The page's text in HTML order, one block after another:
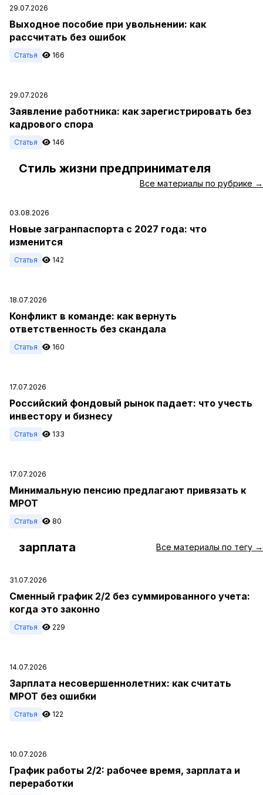
29.07.2026
Выходное пособие при увольнении: как
рассчитать без ошибок
Статья 166
29.07.2026
Заявление работника: как зарегистрировать без
кадрового спора
Статья 146
Стиль жизни предпринимателя
Все материалы по рубрике →
03.08.2026
Новые загранпаспорта с 2027 года: что
изменится
Статья 142
18.07.2026
Конфликт в команде: как вернуть
ответственность без скандала
Статья 160
17.07.2026
Российский фондовый рынок падает: что учесть
инвестору и бизнесу
Статья 133
17.07.2026
Минимальную пенсию предлагают привязать к
МРОТ
Статья 80
зарплата Все материалы по тегу →
31.07.2026
Сменный график 2/2 без суммированного учета:
когда это законно
Статья 229
14.07.2026
Зарплата несовершеннолетних: как считать
МРОТ без ошибки
Статья 122
10.07.2026
График работы 2/2: рабочее время, зарплата и
переработки